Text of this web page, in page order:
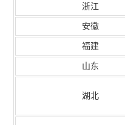
浙江
安徽
福建
山东
湖北